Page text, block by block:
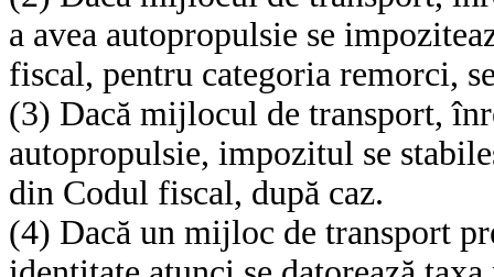
a avea autopropulsie se
fiscal, pentru categoria remorci,
(3) Dacă mijlocul de transport,
autopropulsie, impozitul se
din Codul fiscal, după caz.
(4) Dacă un mijloc de transport